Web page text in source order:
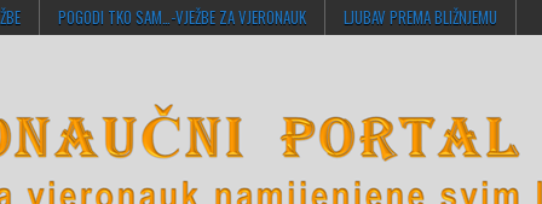
POGODI TKO SAM…-VJEŽBE ZA VJERONAUK LJUBAV PREMA BLIŽNJEMU